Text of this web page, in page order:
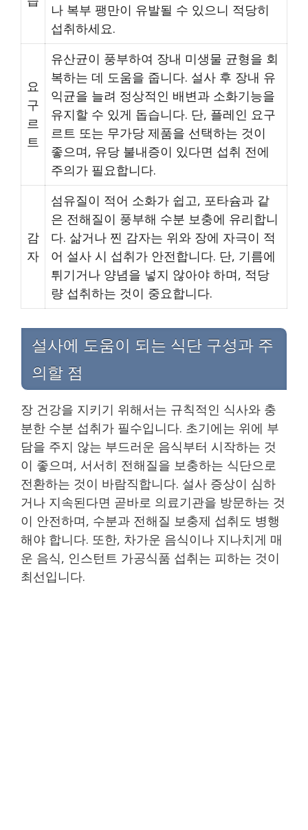
나 복부 팽만이 유발될 수 있으니 적당히
섭취하세요.
요
구
르
트
유산균이 풍부하여 장내 미생물 균형을 회
복하는 데 도움을 줍니다. 설사 후 장내 유
익균을 늘려 정상적인 배변과 소화기능을
유지할 수 있게 돕습니다. 단, 플레인 요구
르트 또는 무가당 제품을 선택하는 것이
좋으며, 유당 불내증이 있다면 섭취 전에
주의가 필요합니다.
감
자
섬유질이 적어 소화가 쉽고, 포타슘과 같
은 전해질이 풍부해 수분 보충에 유리합니
다. 삶거나 찐 감자는 위와 장에 자극이 적
어 설사 시 섭취가 안전합니다. 단, 기름에
튀기거나 양념을 넣지 않아야 하며, 적당
량 섭취하는 것이 중요합니다.
설사에 도움이 되는 식단 구성과 주
의할 점
장 건강을 지키기 위해서는 규칙적인 식사와 충
분한 수분 섭취가 필수입니다. 초기에는 위에 부
담을 주지 않는 부드러운 음식부터 시작하는 것
이 좋으며, 서서히 전해질을 보충하는 식단으로
전환하는 것이 바람직합니다. 설사 증상이 심하
거나 지속된다면 곧바로 의료기관을 방문하는 것
이 안전하며, 수분과 전해질 보충제 섭취도 병행
해야 합니다. 또한, 차가운 음식이나 지나치게 매
운 음식, 인스턴트 가공식품 섭취는 피하는 것이
최선입니다.